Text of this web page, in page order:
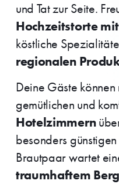
und Tat zur Seite.
Hochzeitstorte
köstliche
regionalen
Deine Gäste
gemütlichen und
Hotelzimmern
besonders
Brautpaar wartet
traumhaftem